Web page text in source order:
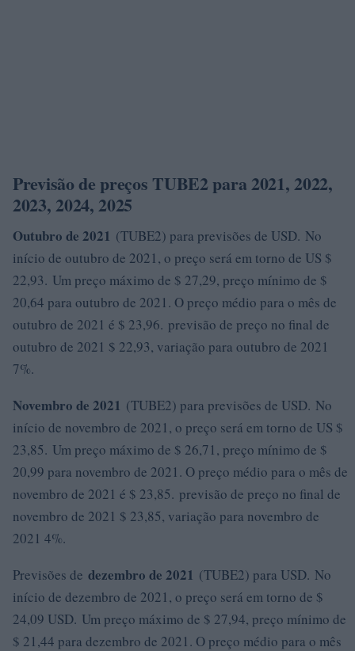
Previsão de preços TUBE2 para 2021, 2022,
2023, 2024, 2025
Outubro de 2021 (TUBE2) para previsões de USD. No
início de outubro de 2021, o preço será em torno de US $
22,93. Um preço máximo de $ 27,29, preço mínimo de $
20,64 para outubro de 2021. O preço médio para o mês de
outubro de 2021 é $ 23,96. previsão de preço no final de
outubro de 2021 $ 22,93, variação para outubro de 2021
7%.
Novembro de 2021 (TUBE2) para previsões de USD. No
início de novembro de 2021, o preço será em torno de US $
23,85. Um preço máximo de $ 26,71, preço mínimo de $
20,99 para novembro de 2021. O preço médio para o mês de
novembro de 2021 é $ 23,85. previsão de preço no final de
novembro de 2021 $ 23,85, variação para novembro de
2021 4%.
Previsões de dezembro de 2021 (TUBE2) para USD. No
início de dezembro de 2021, o preço será em torno de $
24,09 USD. Um preço máximo de $ 27,94, preço mínimo de
$ 21,44 para dezembro de 2021. O preço médio para o mês